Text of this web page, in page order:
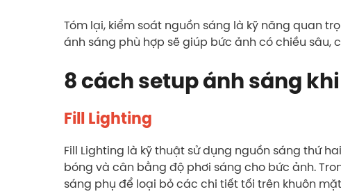
Tóm lại, kiểm soát nguồn sáng là kỹ năng quan
ánh sáng phù hợp sẽ giúp bức ảnh có chiều sâu,
8 cách setup ánh sáng
Fill Lighting
Fill Lighting là kỹ thuật sử dụng nguồn sáng thứ
bóng và cân bằng độ phơi sáng cho bức ảnh.
sáng phụ để loại bỏ các chi tiết tối trên khuôn